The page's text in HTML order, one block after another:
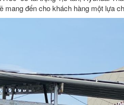
mang đến cho khách hàng một lựa